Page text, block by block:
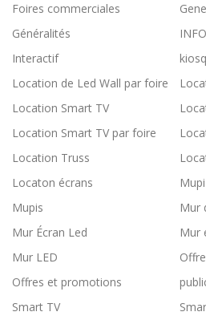
Foires commerciales
Généralités
INFO
Interactif
Location de Led Wall par foire
Location Smart TV
Location Smart TV par foire
Location Truss
Locaton écrans
Mupis
Mur
Mur Écran Led
Mur
Mur LED
Offre
Offres et promotions
Smart TV